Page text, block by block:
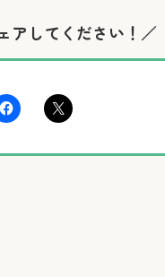
アしてください！／